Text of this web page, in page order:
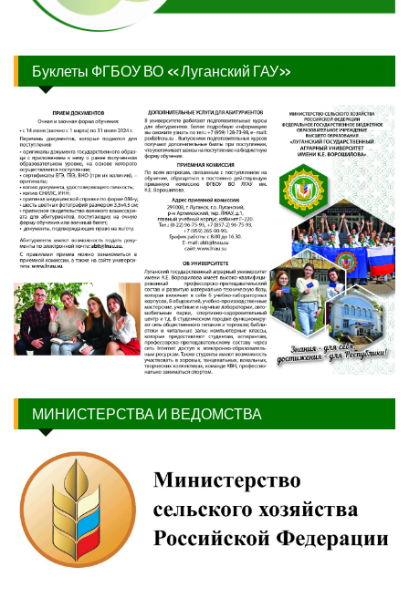
Буклеты ФГБОУ ВО «Луганский ГАУ»
МИНИСТЕРСТВА И ВЕДОМСТВА